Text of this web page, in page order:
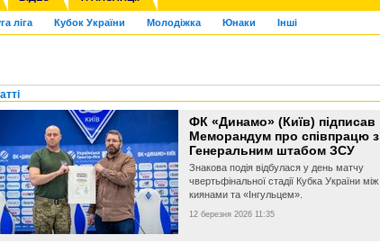
ліга Кубок України Молодіжка Юнаки Інші
ФК «Динамо» (Київ) підписав
Меморандум про співпрацю з
Генеральним штабом ЗСУ
Знакова подія відбулася у день матчу
чвертьфінальної стадії Кубка України між
киянами та «Інгульцем».
12 березня 2026 11:35